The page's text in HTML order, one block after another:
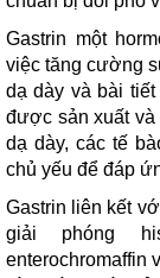
Gastrin một
việc tăng cường
dạ dày và bài tiết
được sản xuất và
dạ dày, các tế
chủ yếu để đáp
Gastrin liên kết
giải phóng
enterochromaffin